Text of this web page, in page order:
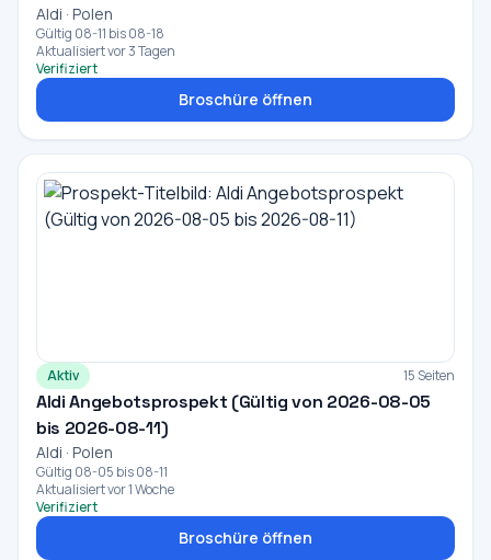
Aldi · Polen
Gültig 08-11 bis 08-18
Aktualisiert vor 3 Tagen
Verifiziert
Broschüre öffnen
Aktiv 15 Seiten
Aldi Angebotsprospekt (Gültig von 2026-08-05
bis 2026-08-11)
Aldi · Polen
Gültig 08-05 bis 08-11
Aktualisiert vor 1 Woche
Verifiziert
Broschüre öffnen